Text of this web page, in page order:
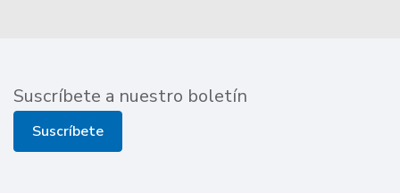
Suscríbete a nuestro boletín
Suscríbete